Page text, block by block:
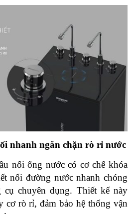
nhanh ngăn chặn rò rỉ nước
nối ống nước có cơ chế khóa
nối đường nước nhanh chóng
cụ chuyên dụng. Thiết kế này
cơ rò rỉ, đảm bảo hệ thống vận